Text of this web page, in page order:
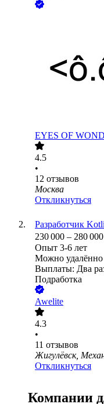
EYES OF
4.5
•
12 отзывов
Москва
Откликнуться
Разработчик
230 000 – 280 000
Опыт 3-6 лет
Можно удалённо
Выплаты: Два
Подработка
Awelite
4.3
•
11 отзывов
Жигулёвск,
Откликнуться
Компании